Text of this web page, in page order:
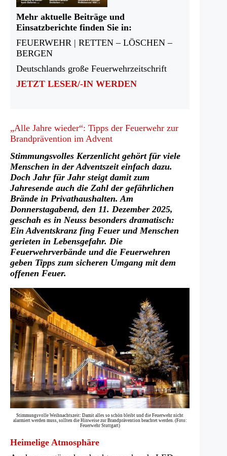
Mehr aktuelle Beiträge und
Einsatzberichte finden Sie in:
FEUERWEHR | RETTEN – LÖSCHEN –
BERGEN
Deutschlands große Feuerwehrzeitschrift
JETZT LESER/-IN WERDEN
„Alle Jahre wieder“: Tipps der Feuerwehr zur
Brandprävention im Advent
Stimmungsvolles Kerzenlicht gehört für viele
Menschen in der Adventszeit einfach dazu.
Doch Jahr für Jahr steigt damit zum
Jahresende auch die Zahl der gefährlichen
Brände in Privathaushalten. Am
Donnerstagabend, den 11. Dezember 2025,
geschah es in Neuss besonders dramatisch:
Ein Adventskranz fing Feuer und Menschen
gerieten in Lebensgefahr. Die
Feuerwehrverbände und die Feuerwehren
geben Tipps zum sicheren Umgang mit dem
offenen Feuer.
Stimmungsvolle Weihnachtszeit: Damit alles so schön bleibt und die Feuerwehr nicht
alarmiert werden muss, sollten die Hinweise zur Brandprävention beachtet werden. (Foto:
Feuerwehr Stuttgart)
Heimelige Atmosphäre